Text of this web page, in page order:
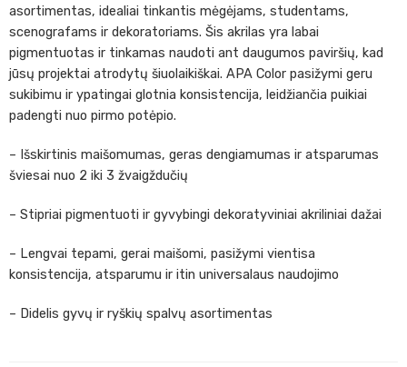
asortimentas, idealiai tinkantis mėgėjams, studentams,
scenografams ir dekoratoriams. Šis akrilas yra labai
pigmentuotas ir tinkamas naudoti ant daugumos paviršių, kad
jūsų projektai atrodytų šiuolaikiškai. APA Color pasižymi geru
sukibimu ir ypatingai glotnia konsistencija, leidžiančia puikiai
padengti nuo pirmo potėpio.
– Išskirtinis maišomumas, geras dengiamumas ir atsparumas
šviesai nuo 2 iki 3 žvaigždučių
– Stipriai pigmentuoti ir gyvybingi dekoratyviniai akriliniai dažai
– Lengvai tepami, gerai maišomi, pasižymi vientisa
konsistencija, atsparumu ir itin universalaus naudojimo
– Didelis gyvų ir ryškių spalvų asortimentas